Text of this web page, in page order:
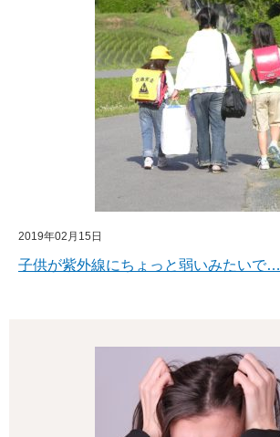
2019年02月15日
子供が紫外線にちょっと弱いみたいで…